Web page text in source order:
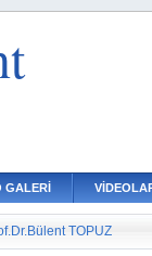
GALERİ
TOPUZ